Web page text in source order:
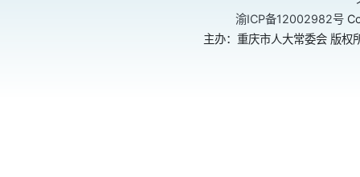
渝ICP备12002982号
主办：重庆市人大常委会 版